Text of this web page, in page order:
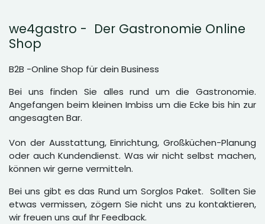
we4gastro - Der Gastronomie Online
Shop
B2B -Online Shop für dein Business
Bei uns finden Sie alles rund um die Gastronomie.
Angefangen beim kleinen Imbiss um die Ecke bis hin zur
angesagten Bar.
Von der Ausstattung, Einrichtung, Großküchen-Planung
oder auch Kundendienst. Was wir nicht selbst machen,
können wir gerne vermitteln.
Bei uns gibt es das Rund um Sorglos Paket. Sollten Sie
etwas vermissen, zögern Sie nicht uns zu kontaktieren,
wir freuen uns auf Ihr Feedback.